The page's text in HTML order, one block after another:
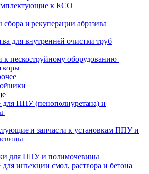
к КСО
и рекуперации абразива
для внутренней очистки труб
к пескоструйному оборудованию
для ППУ (пенополиуретана) и
и запчасти к установкам ППУ и
для ППУ и полимочевины
инъекции смол, раствора и бетона